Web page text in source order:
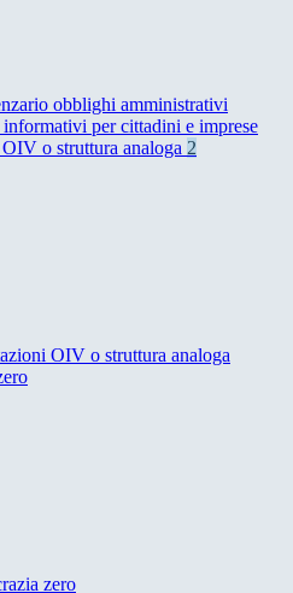
obblighi amministrativi
per cittadini e imprese
o struttura analoga 2
OIV o struttura analoga
zero